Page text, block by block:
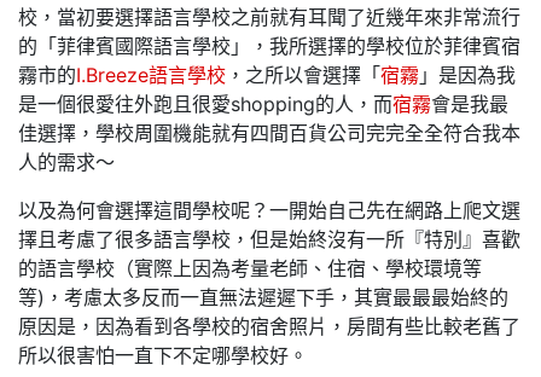
校，當初要選擇語言學校之前就有耳聞了近幾年來非常流行
的「菲律賓國際語言學校」，我所選擇的學校位於菲律賓宿
霧市的I.Breeze語言學校 ，之所以會選擇「宿霧 」是因為我
是一個很愛往外跑且很愛shopping的人，而宿霧會是我最
佳選擇，學校周圍機能就有四間百貨公司完完全全符合我本
人的需求～
以及為何會選擇這間學校呢？一開始自己先在網路上爬文選
擇且考慮了很多語言學校，但是始終沒有一所『特別』喜歡
的語言學校（實際上因為考量老師、住宿、學校環境等
等)，考慮太多反而一直無法遲遲下手，其實最最最始終的
原因是，因為看到各學校的宿舍照片，房間有些比較老舊了
所以很害怕一直下不定哪學校好。